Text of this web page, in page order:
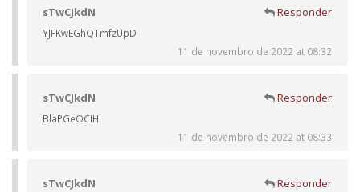
sTwCJkdN Responder
YJFKwEGhQTmfzUpD
11 de novembro de 2022 at 08:32
sTwCJkdN Responder
BlaPGeOCIH
11 de novembro de 2022 at 08:33
sTwCJkdN Responder